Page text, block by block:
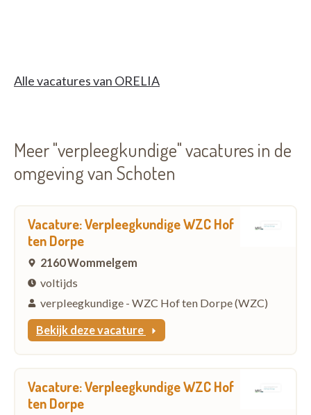
Alle vacatures van ORELIA
Meer "verpleegkundige" vacatures in de
omgeving van Schoten
Vacature: Verpleegkundige WZC Hof
ten Dorpe
2160 Wommelgem
voltijds
verpleegkundige - WZC Hof ten Dorpe (WZC)
Bekijk deze vacature
Vacature: Verpleegkundige WZC Hof
ten Dorpe